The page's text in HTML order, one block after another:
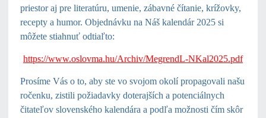
priestor aj pre literatúru, umenie, zábavné čítanie, krížovky,
recepty a humor. Objednávku na Náš kalendár 2025 si
môžete stiahnuť odtiaľto:
https://www.oslovma.hu/Archiv/MegrendL-NKal2025.pdf
Prosíme Vás o to, aby ste vo svojom okolí propagovali našu
ročenku, zistili požiadavky doterajších a potenciálnych
čitateľov slovenského kalendára a podľa možnosti čím skôr